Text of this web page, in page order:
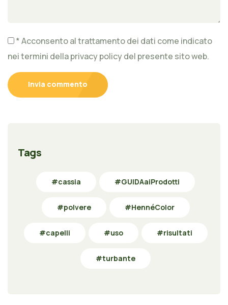
* Acconsento al trattamento dei dati come indicato
nei termini della privacy policy del presente sito web.
Invia commento
Tags
#cassia #GUIDAaiProdotti
#polvere #HennéColor
#capelli #uso #risultati
#turbante